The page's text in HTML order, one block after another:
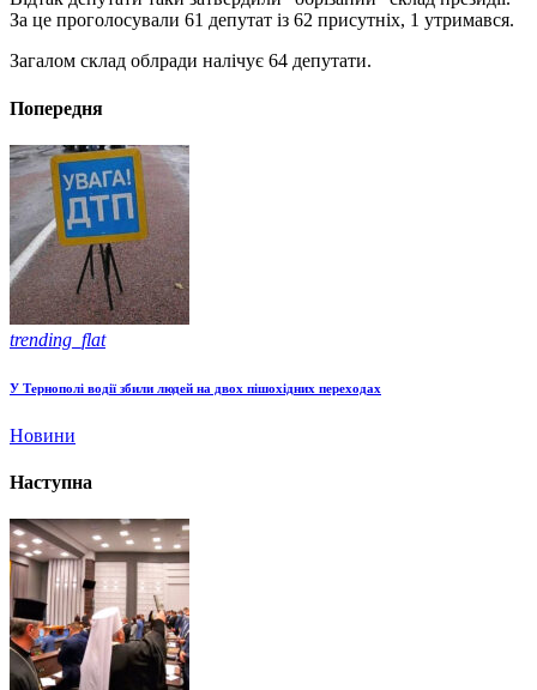
За це проголосували 61 депутат із 62 присутніх, 1 утримався.
Загалом склад облради налічує 64 депутати.
Попередня
trending_flat
У Тернополі водії збили людей на двох пішохідних переходах
Новини
Наступна